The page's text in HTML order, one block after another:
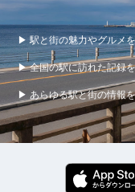
▶ 駅と街の魅力やグルメ
▶ 全国の駅に訪れた記録
▶ あらゆる駅と街の情報